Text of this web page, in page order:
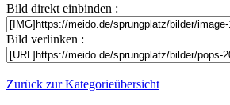
Bild direkt einbinden :
Bild verlinken :
Zurück zur Kategorieübersicht